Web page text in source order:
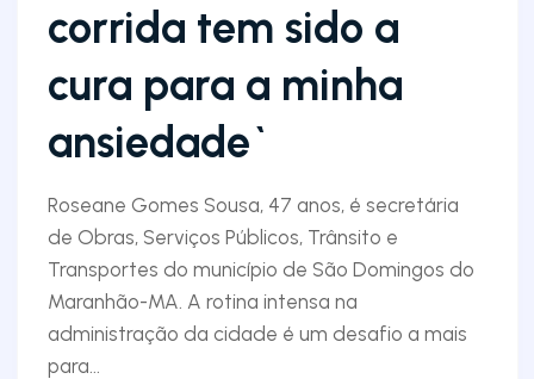
corrida tem sido a
cura para a minha
ansiedade`
Roseane Gomes Sousa, 47 anos, é secretária
de Obras, Serviços Públicos, Trânsito e
Transportes do município de São Domingos do
Maranhão-MA. A rotina intensa na
administração da cidade é um desafio a mais
para...